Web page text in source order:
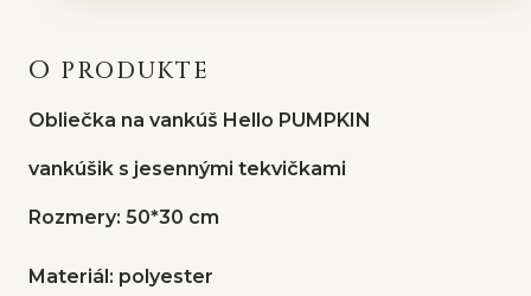
O PRODUKTE
Obliečka na vankúš Hello PUMPKIN
vankúšik s jesennými tekvičkami
Rozmery: 50*30 cm
Materiál: polyester